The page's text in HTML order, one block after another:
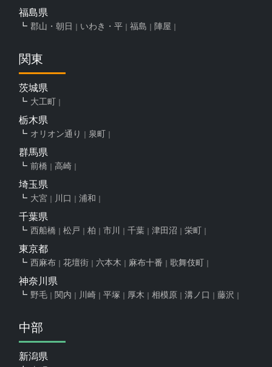
福島県
郡山・朝日 いわき・平 福島 陣屋
関東
茨城県
大工町
栃木県
オリオン通り 泉町
群馬県
前橋 高崎
埼玉県
大宮 川口 浦和
千葉県
西船橋 松戸 柏 市川 千葉 津田沼 栄町
東京都
西麻布 花壇街 六本木 麻布十番 歌舞伎町
神奈川県
野毛 関内 川崎 平塚 厚木 相模原 溝ノ口 藤沢
中部
新潟県